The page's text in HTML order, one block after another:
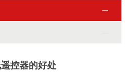
控器的好处